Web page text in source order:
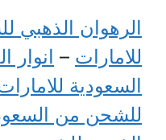
الرهوان الذهبي
للامارات –
السعودية
للشحن من